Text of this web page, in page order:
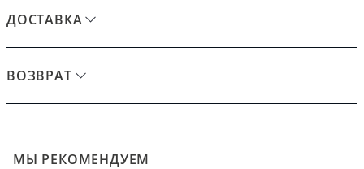
ДОСТАВКА
ВОЗВРАТ
МЫ РЕКОМЕНДУЕМ